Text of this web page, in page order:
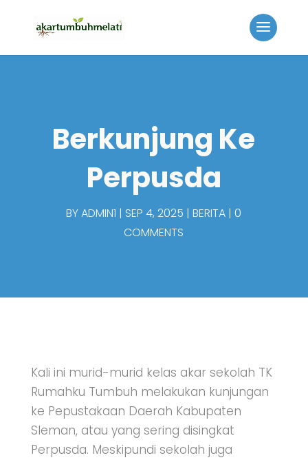
Berkunjung Ke
Perpusda
BYADMIN1 SEP 4, 2025 BERITA 0
COMMENTS
Kali ini murid-murid kelas akar sekolah TK
Rumahku Tumbuh melakukan kunjungan
ke Pepustakaan Daerah Kabupaten
Sleman, atau yang sering disingkat
Perpusda. Meskipundi sekolah juga